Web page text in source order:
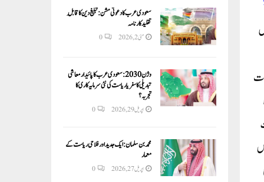
اترپردیش پولس نے اکتوبر 2000 میں
مجھے 28 ماہ
سعودی عرب کا دعوتی مشن: تبلیغ دین کا قابلِ
تقلید کارنامہ
مئی 2, 2026 0
وژن 2030:سعودی عرب کا پائیدار معاشی
تبدیلی کا سفر یا ریاست کی نئی سرمایہ کاری کا
تجربہ؟
اپریل 29, 2026 0
محمد بن سلمان: ایک جدید اور فلاحی ریاست کے
معمار
اپریل 27, 2026 0